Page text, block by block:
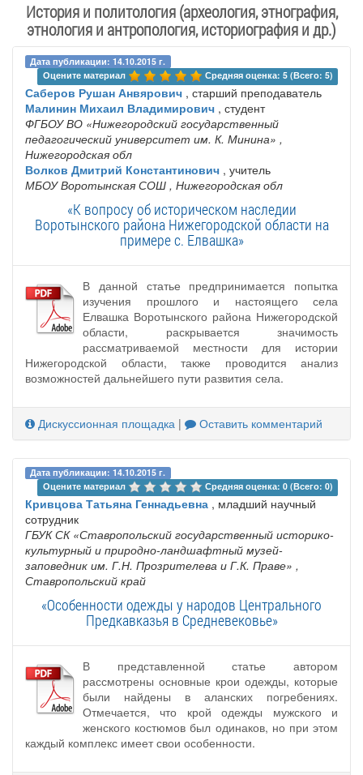
История и политология (археология, этнография,
этнология и антропология, историография и др.)
Дата публикации: 14.10.2015 г.
Оцените материал
Средняя оценка: 5 (Всего: 5)
Саберов Рушан Анвярович , старший преподаватель
Малинин Михаил Владимирович , студент
ФГБОУ ВО «Нижегородский государственный
педагогический университет им. К. Минина» ,
Нижегородская обл
Волков Дмитрий Константинович , учитель
МБОУ Воротынская СОШ , Нижегородская обл
«К вопросу об историческом наследии
Воротынского района Нижегородской области на
примере с. Елвашка»
В данной статье предпринимается попытка
изучения прошлого и настоящего села
Елвашка Воротынского района Нижегородской
области, раскрывается значимость
рассматриваемой местности для истории
Нижегородской области, также проводится анализ
возможностей дальнейшего пути развития села.
Дискуссионная площадка | Оставить комментарий
Дата публикации: 14.10.2015 г.
Оцените материал
Средняя оценка: 0 (Всего: 0)
Кривцова Татьяна Геннадьевна , младший научный
сотрудник
ГБУК СК «Ставропольский государственный историко‐
культурный и природно‐ландшафтный музей‐
заповедник им. Г.Н. Прозрителева и Г.К. Праве» ,
Ставропольский край
«Особенности одежды у народов Центрального
Предкавказья в Средневековье»
В представленной статье автором
рассмотрены основные крои одежды, которые
были найдены в аланских погребениях.
Отмечается, что крой одежды мужского и
женского костюмов был одинаков, но при этом
каждый комплекс имеет свои особенности.